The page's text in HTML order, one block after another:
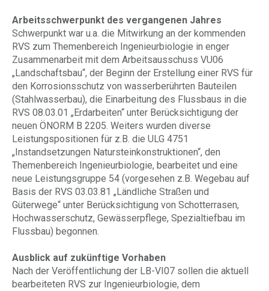
Arbeitsschwerpunkt des vergangenen Jahres
Schwerpunkt war u.a. die Mitwirkung an der kommenden
RVS zum Themenbereich Ingenieurbiologie in enger
Zusammenarbeit mit dem Arbeitsausschuss VU06
„Landschaftsbau“, der Beginn der Erstellung einer RVS für
den Korrosionsschutz von wasserberührten Bauteilen
(Stahlwasserbau), die Einarbeitung des Flussbaus in die
RVS 08.03.01 „Erdarbeiten“ unter Berücksichtigung der
neuen ÖNORM B 2205. Weiters wurden diverse
Leistungspositionen für z.B. die ULG 4751
„Instandsetzungen Natursteinkonstruktionen“, den
Themenbereich Ingenieurbiologie, bearbeitet und eine
neue Leistungsgruppe 54 (vorgesehen z.B. Wegebau auf
Basis der RVS 03.03.81 „Ländliche Straßen und
Güterwege“ unter Berücksichtigung von Schotterrasen,
Hochwasserschutz, Gewässerpflege, Spezialtiefbau im
Flussbau) begonnen.
Ausblick auf zukünftige Vorhaben
Nach der Veröffentlichung der LB-VI07 sollen die aktuell
bearbeiteten RVS zur Ingenieurbiologie, dem